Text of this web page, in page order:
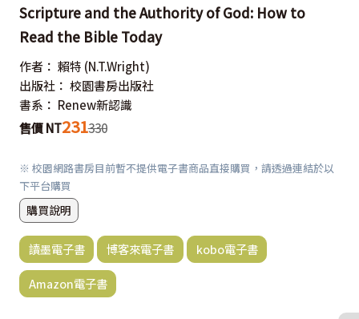
Scripture and the Authority of God: How to
Read the Bible Today
作者： 賴特 (N.T.Wright)
出版社： 校園書房出版社
書系： Renew新認識
售價 NT231330
※ 校園網路書房目前暫不提供電子書商品直接購買，請透過連結於以
下平台購買
購買說明
讀墨電子書 博客來電子書 kobo電子書
Amazon電子書